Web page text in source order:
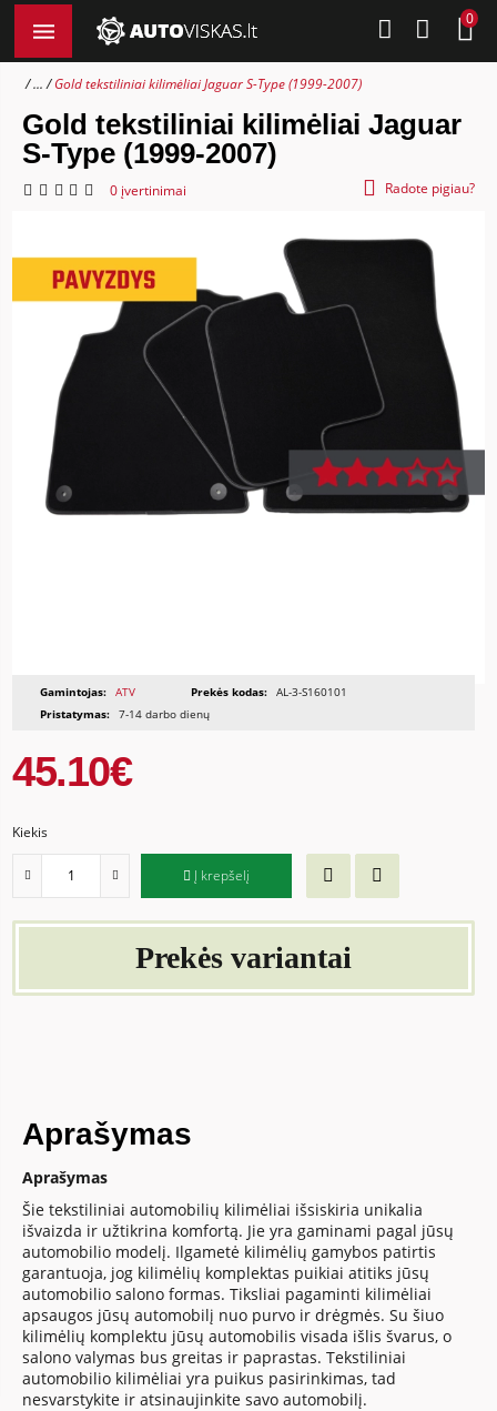
0
... Gold tekstiliniai kilimėliai Jaguar S-Type (1999-2007)
Gold tekstiliniai kilimėliai Jaguar
S-Type (1999-2007)
0 įvertinimai Radote pigiau?
Gamintojas: ATV Prekės kodas: AL-3-S160101
Pristatymas: 7-14 darbo dienų
45.10€
Kiekis
Į krepšelį
Prekės variantai
Aprašymas
Aprašymas
Šie tekstiliniai automobilių kilimėliai išsiskiria unikalia
išvaizda ir užtikrina komfortą. Jie yra gaminami pagal jūsų
automobilio modelį. Ilgametė kilimėlių gamybos patirtis
garantuoja, jog kilimėlių komplektas puikiai atitiks jūsų
automobilio salono formas. Tiksliai pagaminti kilimėliai
apsaugos jūsų automobilį nuo purvo ir drėgmės. Su šiuo
kilimėlių komplektu jūsų automobilis visada išlis švarus, o
salono valymas bus greitas ir paprastas. Tekstiliniai
automobilio kilimėliai yra puikus pasirinkimas, tad
nesvarstykite ir atsinaujinkite savo automobilį.